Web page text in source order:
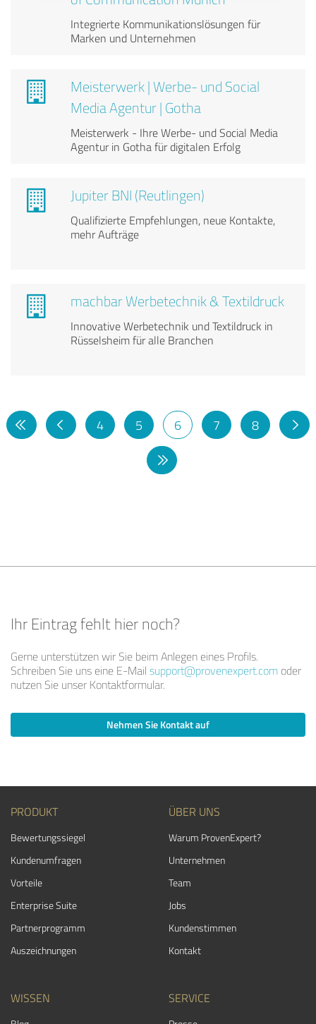
Integrierte Kommunikationslösungen für
Marken und Unternehmen
Meisterwerk | Werbe- und Social
Media Agentur | Gotha
Meisterwerk - Ihre Werbe- und Social Media
Agentur in Gotha für digitalen Erfolg
Jupiter BNI (Reutlingen)
Qualifizierte Empfehlungen, neue Kontakte,
mehr Aufträge
machbar Werbetechnik & Textildruck
Innovative Werbetechnik und Textildruck in
Rüsselsheim für alle Branchen
4 5 6 7 8
Ihr Eintrag fehlt hier noch?
Gerne unterstützen wir Sie beim Anlegen eines Profils.
Schreiben Sie uns eine E-Mail support@provenexpert.com oder
nutzen Sie unser Kontaktformular.
Nehmen Sie Kontakt auf
PRODUKT
Bewertungssiegel
Kundenumfragen
Vorteile
Enterprise Suite
Partnerprogramm
Auszeichnungen
ÜBER UNS
Warum ProvenExpert?
Unternehmen
Team
Jobs
Kundenstimmen
Kontakt
WISSEN SERVICE